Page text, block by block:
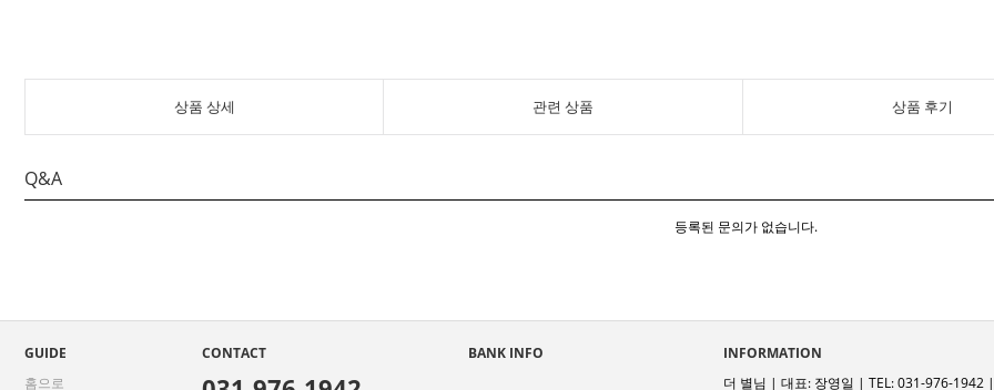
상품 상세 관련 상품 상품 후기
Q&A
등록된 문의가 없습니다.
GUIDE
홈으로
CONTACT BANK INFO
INFORMATION
더 별님 | 대표: 장영일 | TEL: 031-976-1942